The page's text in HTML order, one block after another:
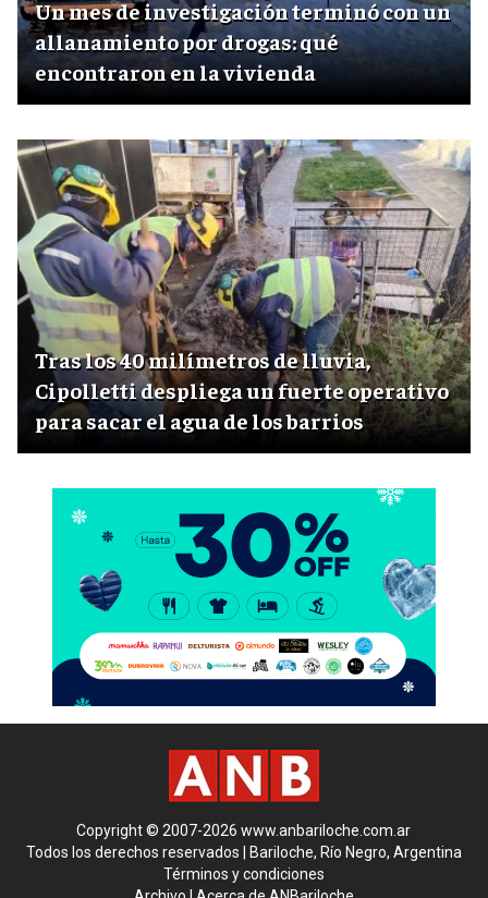
Un mes de investigación terminó con un
allanamiento por drogas: qué
encontraron en la vivienda
Tras los 40 milímetros de lluvia,
Cipolletti despliega un fuerte operativo
para sacar el agua de los barrios
Copyright © 2007-2026 www.anbariloche.com.ar
Todos los derechos reservados | Bariloche, Río Negro, Argentina
Términos y condiciones